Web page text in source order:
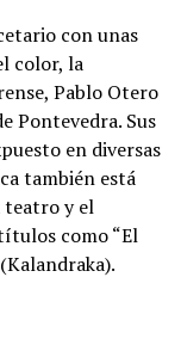
con unas
color, la
Pablo Otero
Pontevedra. Sus
en diversas
también está
teatro y el
como “El